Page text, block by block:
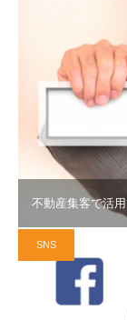
不動産集客で活
SNS